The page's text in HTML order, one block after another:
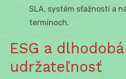
SLA, systém sťažností a
termínoch.
ESG a dlhodobá
udržateľnosť